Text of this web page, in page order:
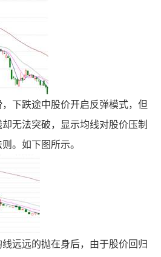
下跌途中股价开启反弹模式，但
无法突破，显示均线对股价压制
。如下图所示。
远远的抛在身后，由于股价回归